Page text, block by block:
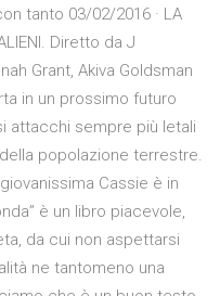
tanto 03/02/2016 · LA
Diretto da J
Grant, Akiva Goldsman
in un prossimo futuro
attacchi sempre più letali
popolazione terrestre.
Cassie è in
è un libro piacevole,
da cui non aspettarsi
ne tantomeno una